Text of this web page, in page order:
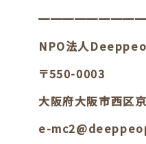
NPO法人
〒550-0003
大阪府大阪市西区
e-